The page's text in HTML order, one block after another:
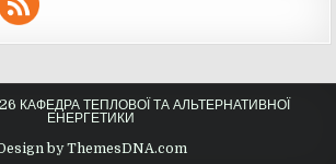
КАФЕДРА ТЕПЛОВОЇ ТА АЛЬТЕРНАТИВНОЇ
ЕНЕРГЕТИКИ
by ThemesDNA.com